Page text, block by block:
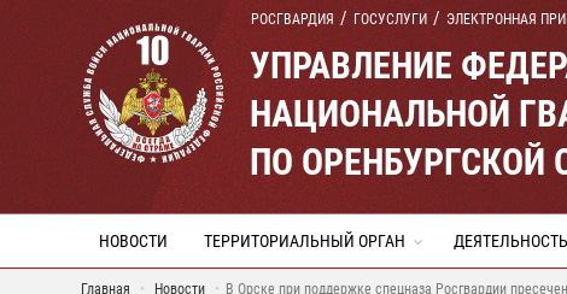
РОСГВАРДИЯ ГОСУСЛУГИ ЭЛЕКТРОННАЯ
УПРАВЛЕНИЕ
НАЦИОНАЛЬНОЙ
ПО ОРЕНБУРГСКОЙ
НОВОСТИ ТЕРРИТОРИАЛЬНЫЙ ОРГАН ДЕЯТЕЛЬНОСТЬ
Главная Новости В Орске при поддержке спецназа Росгвардии